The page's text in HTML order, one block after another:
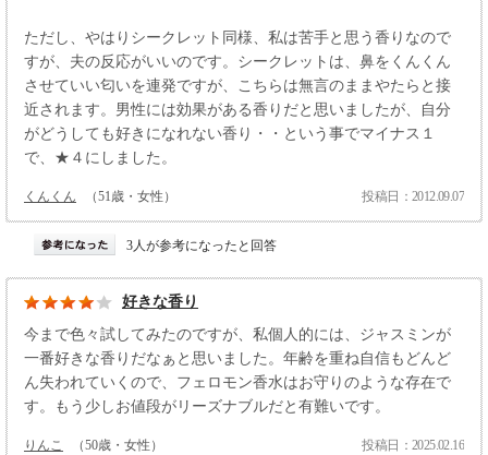
ただし、やはりシークレット同様、私は苦手と思う香りなので
すが、夫の反応がいいのです。シークレットは、鼻をくんくん
させていい匂いを連発ですが、こちらは無言のままやたらと接
近されます。男性には効果がある香りだと思いましたが、自分
がどうしても好きになれない香り・・という事でマイナス１
で、★４にしました。
くんくん （51歳・女性） 投稿日：2012.09.07
3人が参考になったと回答
好きな香り
今まで色々試してみたのですが、私個人的には、ジャスミンが
一番好きな香りだなぁと思いました。年齢を重ね自信もどんど
ん失われていくので、フェロモン香水はお守りのような存在で
す。もう少しお値段がリーズナブルだと有難いです。
りんこ （50歳・女性） 投稿日：2025.02.16